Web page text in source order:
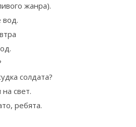
жанра).
вод.
солдата?
свет.
ребята.